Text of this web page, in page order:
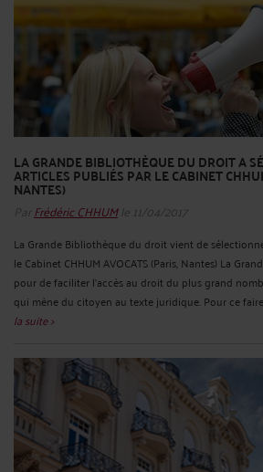
LA GRANDE BIBLIOTHÈQUE DU DROIT A
ARTICLES PUBLIÉS PAR LE CABINET
NANTES)
Par Frédéric CHHUMle 11/04/2017
La Grande Bibliothèque du droit vient de
le Cabinet CHHUM AVOCATS (Paris, Nantes) La
pour de faciliter l’accès au droit du plus grand
qui mène du citoyen au texte juridique. Pour ce
la suite >